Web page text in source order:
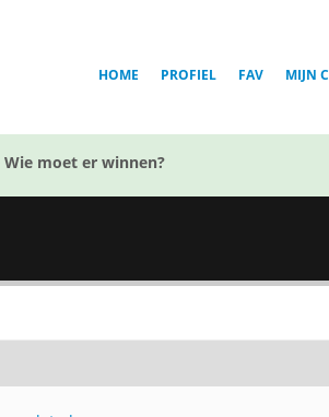
HOME PROFIEL FAV MIJN
Wie moet er winnen?